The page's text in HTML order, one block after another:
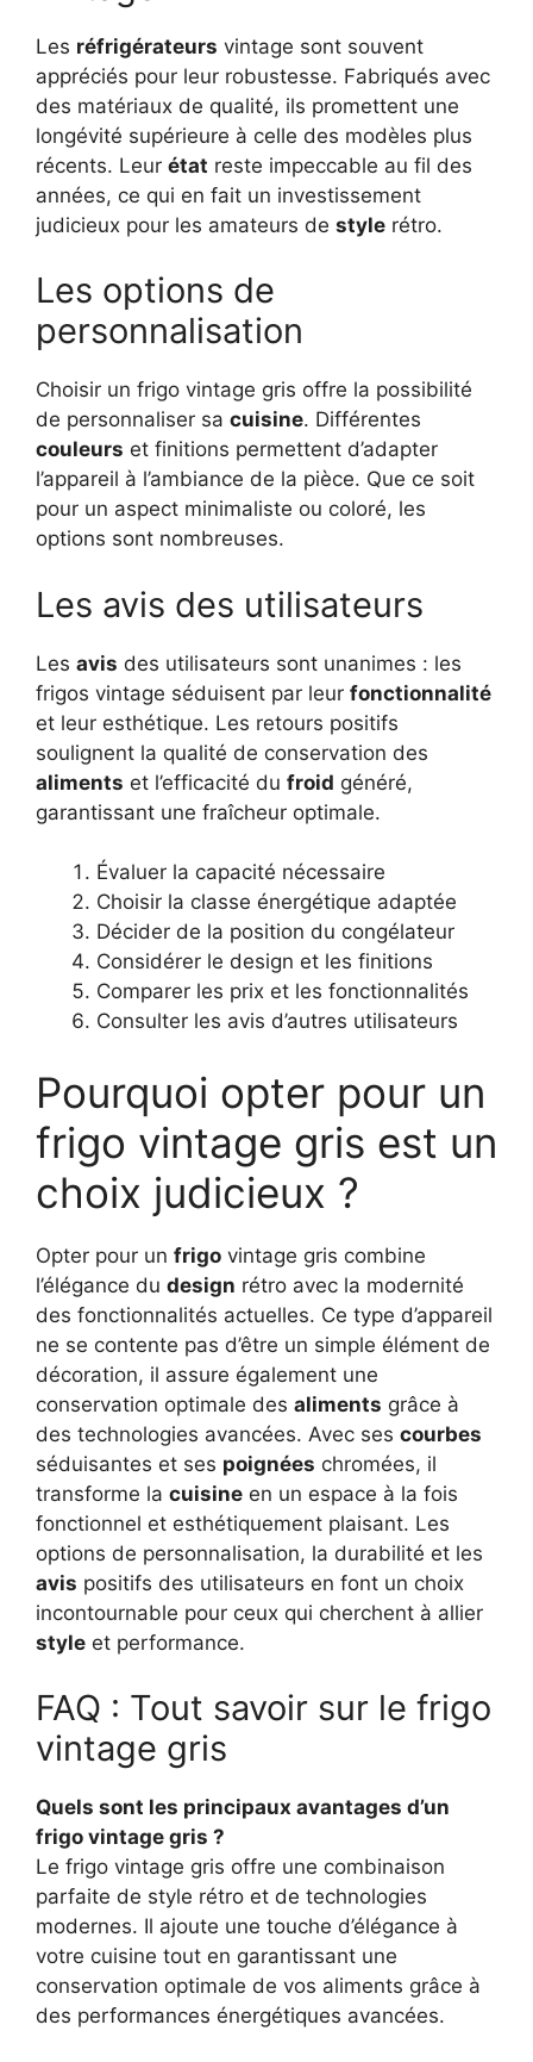
Les réfrigérateurs vintage sont souvent
appréciés pour leur robustesse. Fabriqués avec
des matériaux de qualité, ils promettent une
longévité supérieure à celle des modèles plus
récents. Leur état reste impeccable au fil des
années, ce qui en fait un investissement
judicieux pour les amateurs de style rétro.
Les options de
personnalisation
Choisir un frigo vintage gris offre la possibilité
de personnaliser sa cuisine. Différentes
couleurs et finitions permettent d’adapter
l’appareil à l’ambiance de la pièce. Que ce soit
pour un aspect minimaliste ou coloré, les
options sont nombreuses.
Les avis des utilisateurs
Les avis des utilisateurs sont unanimes : les
frigos vintage séduisent par leur fonctionnalité
et leur esthétique. Les retours positifs
soulignent la qualité de conservation des
aliments et l’efficacité du froid généré,
garantissant une fraîcheur optimale.
Évaluer la capacité nécessaire
Choisir la classe énergétique adaptée
Décider de la position du congélateur
Considérer le design et les finitions
Comparer les prix et les fonctionnalités
Consulter les avis d’autres utilisateurs
Pourquoi opter pour un
frigo vintage gris est un
choix judicieux ?
Opter pour un frigo vintage gris combine
l’élégance du design rétro avec la modernité
des fonctionnalités actuelles. Ce type d’appareil
ne se contente pas d’être un simple élément de
décoration, il assure également une
conservation optimale des aliments grâce à
des technologies avancées. Avec ses courbes
séduisantes et ses poignées chromées, il
transforme la cuisine en un espace à la fois
fonctionnel et esthétiquement plaisant. Les
options de personnalisation, la durabilité et les
avis positifs des utilisateurs en font un choix
incontournable pour ceux qui cherchent à allier
style et performance.
FAQ : Tout savoir sur le frigo
vintage gris
Quels sont les principaux avantages d’un
frigo vintage gris ?
Le frigo vintage gris offre une combinaison
parfaite de style rétro et de technologies
modernes. Il ajoute une touche d’élégance à
votre cuisine tout en garantissant une
conservation optimale de vos aliments grâce à
des performances énergétiques avancées.